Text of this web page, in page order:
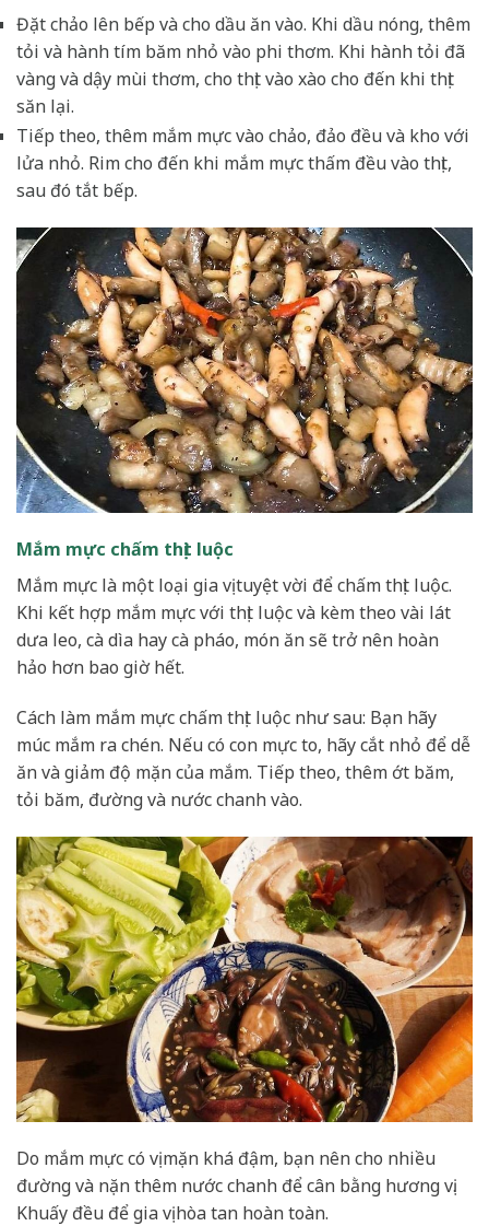
Đặt chảo lên bếp và cho dầu ăn vào. Khi dầu nóng, thêm
tỏi và hành tím băm nhỏ vào phi thơm. Khi hành tỏi đã
vàng và dậy mùi thơm, cho thịt vào xào cho đến khi thịt
săn lại.
Tiếp theo, thêm mắm mực vào chảo, đảo đều và kho với
lửa nhỏ. Rim cho đến khi mắm mực thấm đều vào thịt,
sau đó tắt bếp.
Mắm mực chấm thịt luộc
Mắm mực là một loại gia vị tuyệt vời để chấm thịt luộc.
Khi kết hợp mắm mực với thịt luộc và kèm theo vài lát
dưa leo, cà dìa hay cà pháo, món ăn sẽ trở nên hoàn
hảo hơn bao giờ hết.
Cách làm mắm mực chấm thịt luộc như sau: Bạn hãy
múc mắm ra chén. Nếu có con mực to, hãy cắt nhỏ để dễ
ăn và giảm độ mặn của mắm. Tiếp theo, thêm ớt băm,
tỏi băm, đường và nước chanh vào.
Do mắm mực có vị mặn khá đậm, bạn nên cho nhiều
đường và nặn thêm nước chanh để cân bằng hương vị.
Khuấy đều để gia vị hòa tan hoàn toàn.